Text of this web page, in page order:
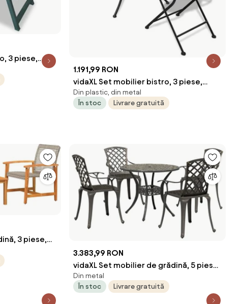
3 piese,
1.191,99 RON
vidaXL Set mobilier bistro, 3 piese,
teracotă/alb, plăci ceramice
Din plastic, din metal
În stoc
Livrare gratuită
3 piese,
3.383,99 RON
vidaXL Set mobilier de grădină, 5 piese,
bronz, aluminiu turnat
Din metal
În stoc
Livrare gratuită